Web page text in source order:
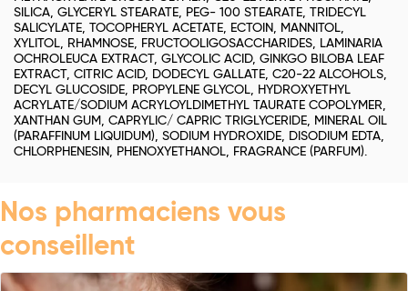
SILICA, GLYCERYL STEARATE, PEG- 100 STEARATE, TRIDECYL
SALICYLATE, TOCOPHERYL ACETATE, ECTOIN, MANNITOL,
XYLITOL, RHAMNOSE, FRUCTOOLIGOSACCHARIDES, LAMINARIA
OCHROLEUCA EXTRACT, GLYCOLIC ACID, GINKGO BILOBA LEAF
EXTRACT, CITRIC ACID, DODECYL GALLATE, C20-22 ALCOHOLS,
DECYL GLUCOSIDE, PROPYLENE GLYCOL, HYDROXYETHYL
ACRYLATE/SODIUM ACRYLOYLDIMETHYL TAURATE COPOLYMER,
XANTHAN GUM, CAPRYLIC/ CAPRIC TRIGLYCERIDE, MINERAL OIL
(PARAFFINUM LIQUIDUM), SODIUM HYDROXIDE, DISODIUM EDTA,
CHLORPHENESIN, PHENOXYETHANOL, FRAGRANCE (PARFUM).
Nos pharmaciens vous
conseillent